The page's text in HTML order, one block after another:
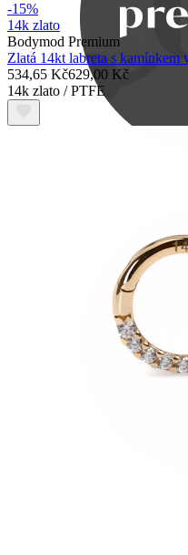
-15%
14k zlato
Bodymod Premium
Zlatá 14kt labreta s
534,65 Kč629,00 Kč
14k zlato / PTFE